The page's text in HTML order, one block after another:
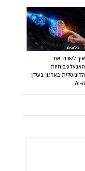
בלוגים
איך לשרוד את
האנאלפביתיוּת
הדיגיטלית בארגון בעידן
ה-AI